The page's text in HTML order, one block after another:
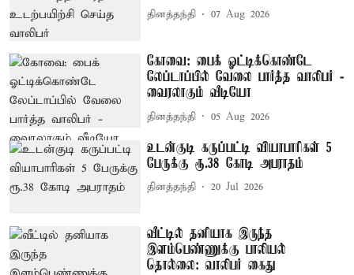
தினத்தந்தி 07 Aug 2026
கோவை: பைக் ஓட்டிக்கொண்டே
லேப்டாப்பில் வேலை பார்த்த வாலிபர் -
வைரலாகும் வீடியோ
தினத்தந்தி 05 Aug 2026
உடன்குடி கருப்பட்டி வியாபாரிகள் 5
பேருக்கு ரூ.38 கோடி அபராதம்
தினத்தந்தி 20 Jul 2026
வீட்டில் தனியாக இருந்த
இளம்பெண்ணுக்கு பாலியல்
தொல்லை: வாலிபர் கைது